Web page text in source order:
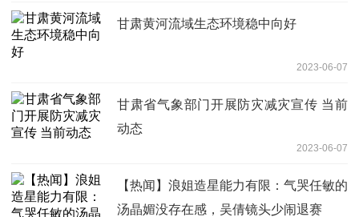
甘肃黄河流域生态环境稳中向好
2023-06-07
甘肃省气象部门开展防灾减灾宣传 当前
动态
2023-06-07
【热闻】浪姐造星能力有限：气哭任敏的
汤晶媚没存在感，吴倩镜头少闹退赛